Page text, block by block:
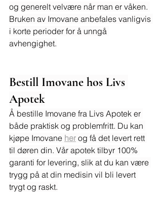
og generelt velvære når man er våken.
Bruken av Imovane anbefales vanligvis
i korte perioder for å unngå
avhengighet.
Bestill Imovane hos Livs
Apotek
Å bestille Imovane fra Livs Apotek er
både praktisk og problemfritt. Du kan
kjøpe Imovane her og få det levert rett
til døren din. Vår apotek tilbyr 100%
garanti for levering, slik at du kan være
trygg på at din medisin vil bli levert
trygt og raskt.